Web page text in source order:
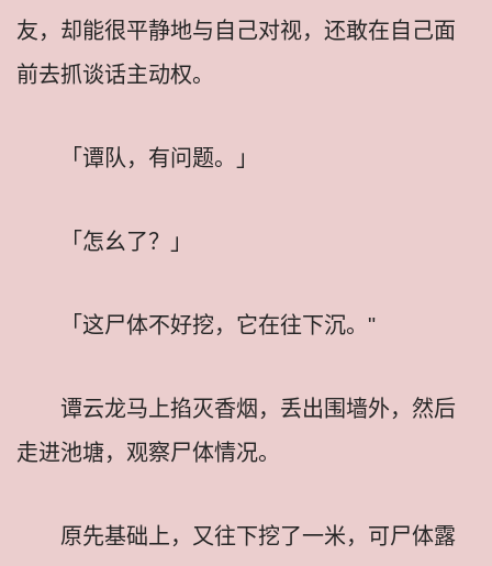
友，却能很平静地与自己对视，还敢在自己面
前去抓谈话主动权。
「谭队，有问题。」
「怎幺了？」
「这尸体不好挖，它在往下沉。"
谭云龙马上掐灭香烟，丢出围墙外，然后
走进池塘，观察尸体情况。
原先基础上，又往下挖了一米，可尸体露